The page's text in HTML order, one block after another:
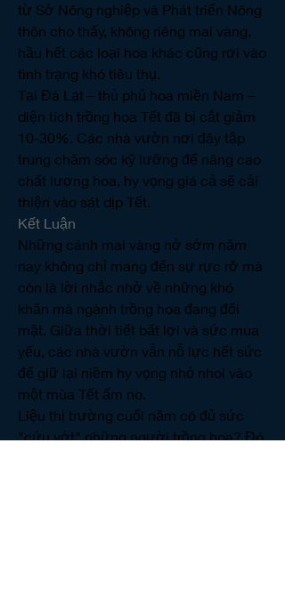
từ Sở Nông nghiệp và Phát triển Nông
thôn cho thấy, không riêng mai vàng,
hầu hết các loại hoa khác cũng rơi vào
tình trạng khó tiêu thụ.
Tại Đà Lạt – thủ phủ hoa miền Nam –
diện tích trồng hoa Tết đã bị cắt giảm
10-30%. Các nhà vườn nơi đây tập
trung chăm sóc kỹ lưỡng để nâng cao
chất lượng hoa, hy vọng giá cả sẽ cải
thiện vào sát dịp Tết.
Kết Luận
Những cánh mai vàng nở sớm năm
nay không chỉ mang đến sự rực rỡ mà
còn là lời nhắc nhở về những khó
khăn mà ngành trồng hoa đang đối
mặt. Giữa thời tiết bất lợi và sức mua
yếu, các nhà vườn vẫn nỗ lực hết sức
để giữ lại niềm hy vọng nhỏ nhoi vào
một mùa Tết ấm no.
Liệu thị trường cuối năm có đủ sức
"cứu vớt" những người trồng hoa? Đó